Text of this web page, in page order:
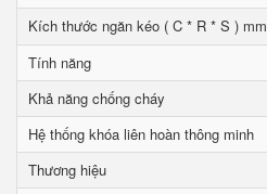
Kích thước ngăn kéo ( C * R * S ) mm
Tính năng
Khả năng chống cháy
Hệ thống khóa liên hoàn thông minh
Thương hiệu